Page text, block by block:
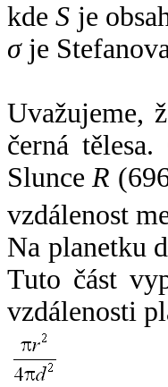
kdeS je
σje
Uvažujeme,
černá
SlunceR
vzdálenost
Na planetku
Tuto část
vzdálenosti